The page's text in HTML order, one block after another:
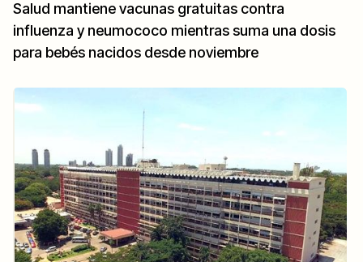
Salud mantiene vacunas gratuitas contra
influenza y neumococo mientras suma una dosis
para bebés nacidos desde noviembre